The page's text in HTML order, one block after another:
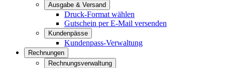
Ausgabe & Versand
Druck-Format wählen
Gutschein per E-Mail versenden
Kundenpässe
Kundenpass-Verwaltung
Rechnungen
Rechnungsverwaltung